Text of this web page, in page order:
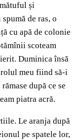
și
de ras, o
cu apă de colonie
scoteam
Duminica însă
meu fiind să-i
după ce se
piatra acră.
Le aranja după
pe spatele lor,